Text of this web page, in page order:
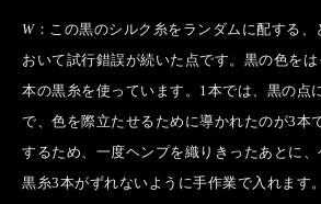
W：この黒のシルク糸をランダムに配する、
おいて試行錯誤が続いた点です。黒の色を
本の黒糸を使っています。1本では、黒の点
で、色を際立たせるために導かれたのが3本
するため、一度ヘンプを織りきったあとに
黒糸3本がずれないように手作業で入れます